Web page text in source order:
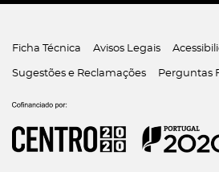
Ficha Técnica Avisos Legais
Sugestões e Reclamações Perguntas